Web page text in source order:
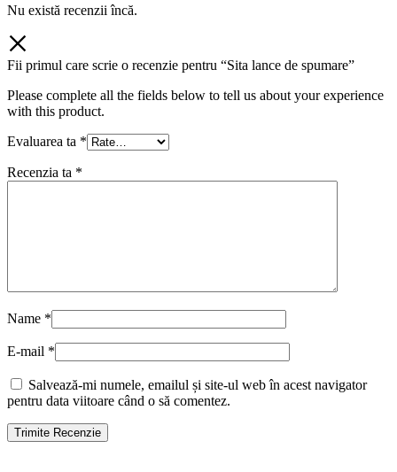
Nu există recenzii încă.
Fii primul care scrie o recenzie pentru “Sita lance de spumare”
Please complete all the fields below to tell us about your experience
with this product.
Evaluarea ta *
Recenzia ta *
Name *
E-mail *
Salvează-mi numele, emailul și site-ul web în acest navigator
pentru data viitoare când o să comentez.